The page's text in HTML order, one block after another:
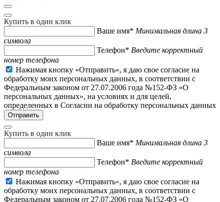
Купить в один клик
Ваше имя* Минимальная длина 3
символа
Телефон* Введите корректный
номер телефона
Нажимая кнопку «Отправить», я даю свое согласие на
обработку моих персональных данных, в соответствии с
Федеральным законом от 27.07.2006 года №152-ФЗ «О
персональных данных», на условиях и для целей,
определенных в Согласии на обработку персональных данных
Купить в один клик
Ваше имя* Минимальная длина 3
символа
Телефон* Введите корректный
номер телефона
Нажимая кнопку «Отправить», я даю свое согласие на
обработку моих персональных данных, в соответствии с
Федеральным законом от 27.07.2006 года №152-ФЗ «О